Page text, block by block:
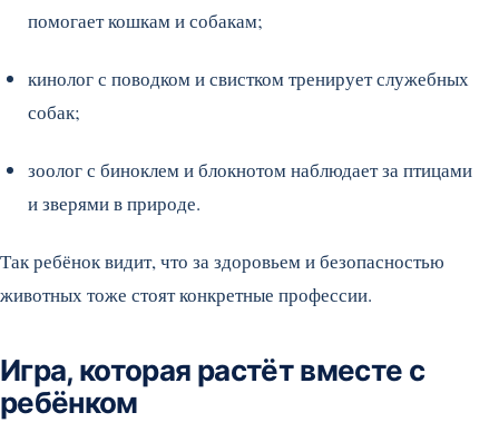
помогает кошкам и собакам;
кинолог с поводком и свистком тренирует служебных
собак;
зоолог с биноклем и блокнотом наблюдает за птицами
и зверями в природе.
Так ребёнок видит, что за здоровьем и безопасностью
животных тоже стоят конкретные профессии.
Игра, которая растёт вместе с
ребёнком